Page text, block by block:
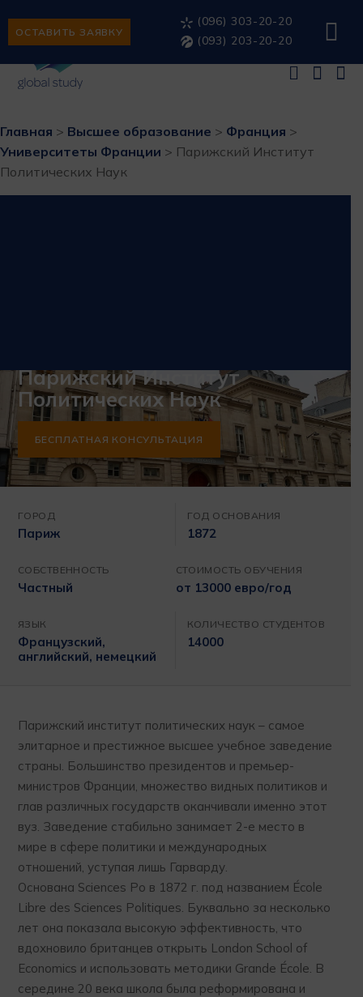
ОСТАВИТЬ ЗАЯВКУ
(096) 303-20-20
(093) 203-20-20
Главная > Высшее образование > Франция >
Университеты Франции > Парижский Институт
Политических Наук
Парижский Институт
Политических Наук
БЕСПЛАТНАЯ КОНСУЛЬТАЦИЯ
ГОРОД
Париж
ГОД ОСНОВАНИЯ
1872
СОБСТВЕННОСТЬ
Частный
СТОИМОСТЬ ОБУЧЕНИЯ
от 13000 евро/год
ЯЗЫК
Французский,
английский, немецкий
КОЛИЧЕСТВО СТУДЕНТОВ
14000
Парижский институт политических наук – самое
элитарное и престижное высшее учебное заведение
страны. Большинство президентов и премьер-
министров Франции, множество видных политиков и
глав различных государств оканчивали именно этот
вуз. Заведение стабильно занимает 2-е место в
мире в сфере политики и международных
отношений, уступая лишь Гарварду.
Основана Sciences Po в 1872 г. под названием École
Libre des Sciences Politiques. Буквально за несколько
лет она показала высокую эффективность, что
вдохновило британцев открыть London School of
Economics и использовать методики Grande École. В
середине 20 века школа была реформирована и